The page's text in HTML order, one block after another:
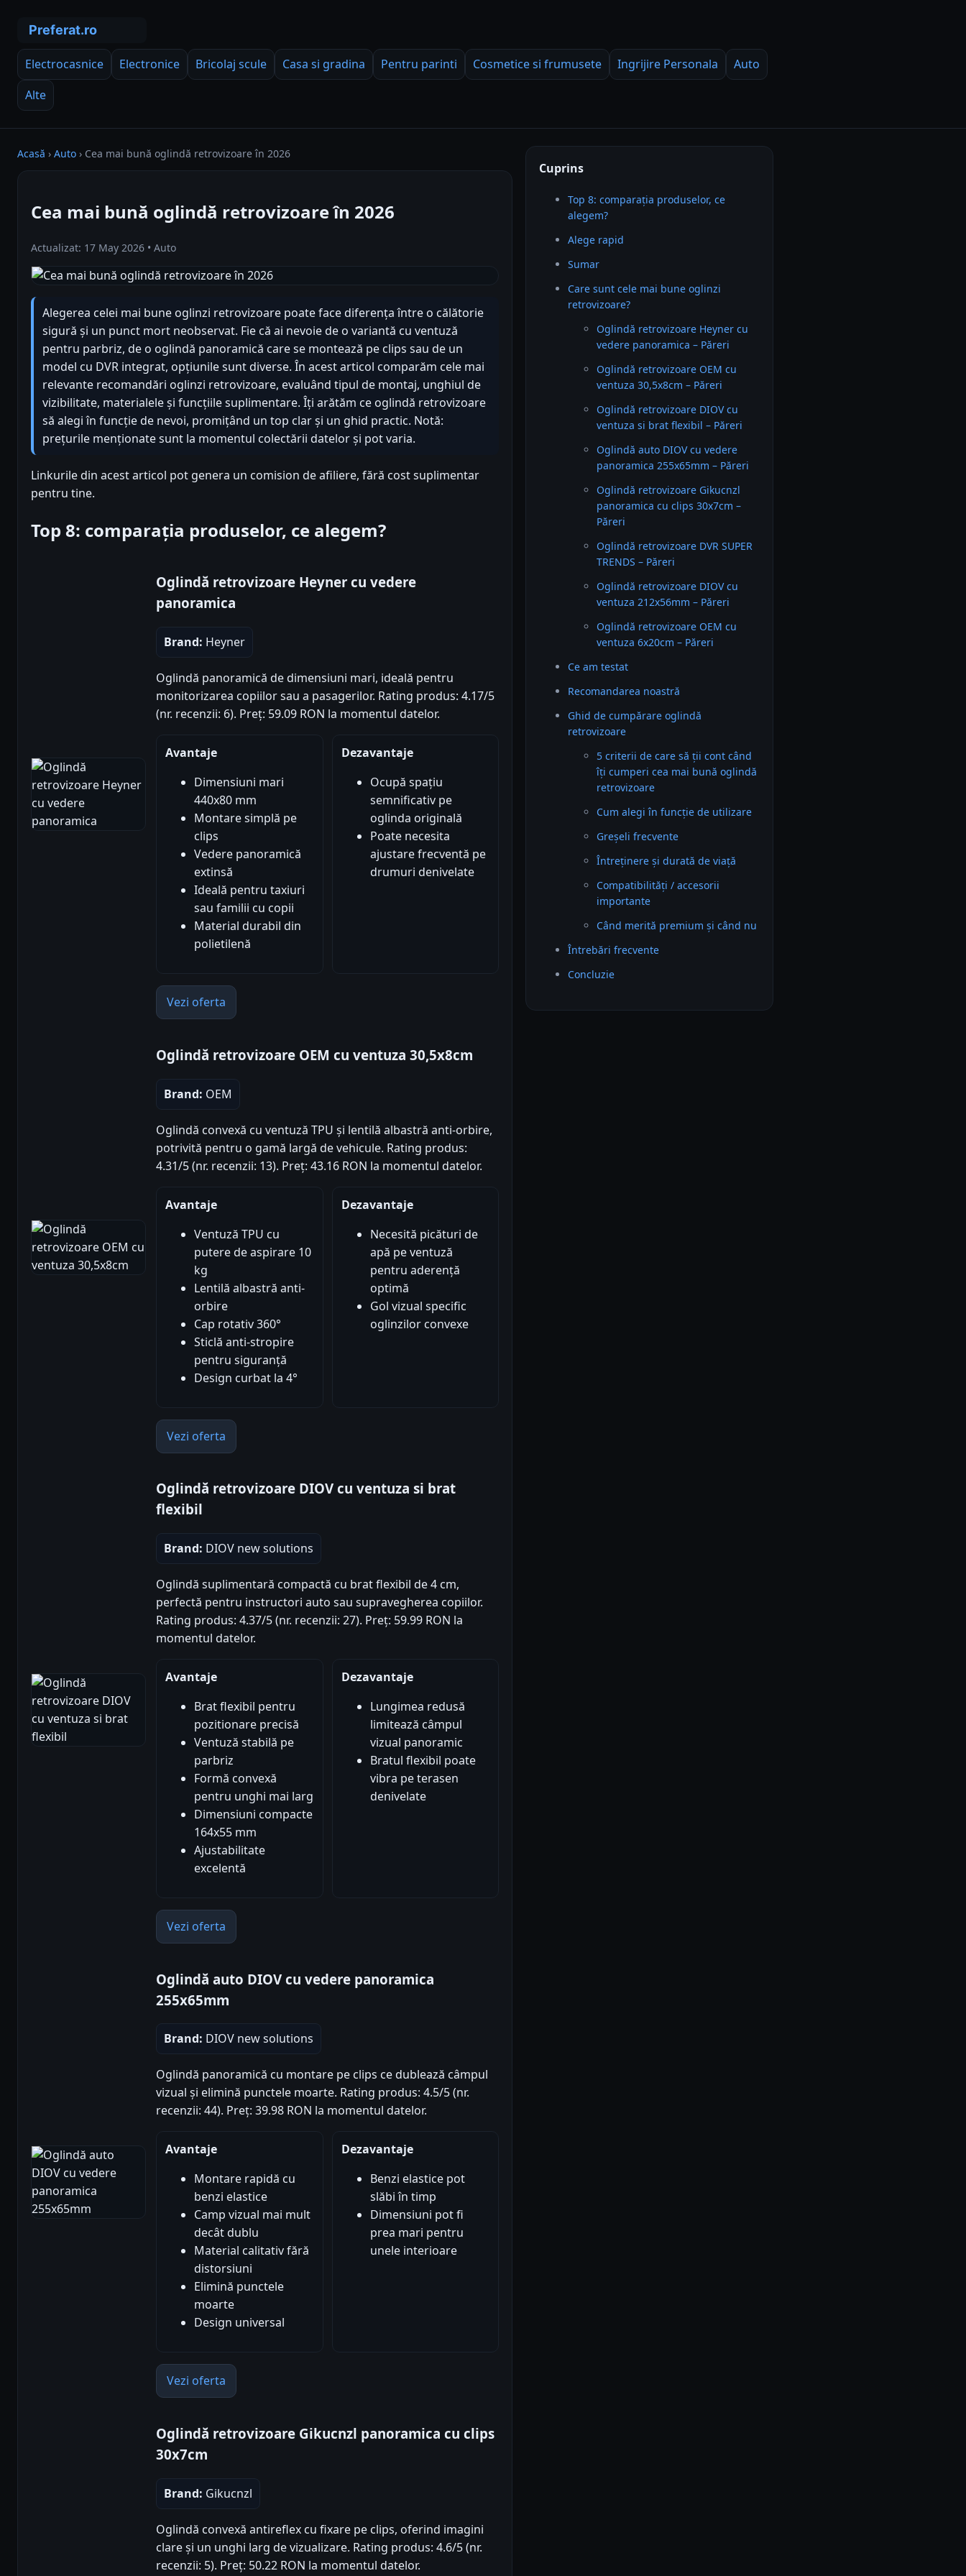
Electrocasnice Electronice Bricolaj scule Casa si gradina Pentru parinti Cosmetice si frumusete Ingrijire Personala
Auto
Alte
Acasă › Auto › Cea mai bună oglindă retrovizoare în 2026
Cea mai bună oglindă retrovizoare în 2026
Actualizat: 17 May 2026 • Auto
Alegerea celei mai bune oglinzi retrovizoare poate face diferența între o călătorie
sigură și un punct mort neobservat. Fie că ai nevoie de o variantă cu ventuză
pentru parbriz, de o oglindă panoramică care se montează pe clips sau de un
model cu DVR integrat, opțiunile sunt diverse. În acest articol comparăm cele mai
relevante recomandări oglinzi retrovizoare, evaluând tipul de montaj, unghiul de
vizibilitate, materialele și funcțiile suplimentare. Îți arătăm ce oglindă retrovizoare
să alegi în funcție de nevoi, promițând un top clar și un ghid practic. Notă:
prețurile menționate sunt la momentul colectării datelor și pot varia.
Linkurile din acest articol pot genera un comision de afiliere, fără cost suplimentar
pentru tine.
Top 8: comparația produselor, ce alegem?
Oglindă retrovizoare Heyner cu vedere
panoramica
Brand: Heyner
Oglindă panoramică de dimensiuni mari, ideală pentru
monitorizarea copiilor sau a pasagerilor. Rating produs: 4.17/5
(nr. recenzii: 6). Preț: 59.09 RON la momentul datelor.
Avantaje
Dimensiuni mari
440x80 mm
Montare simplă pe
clips
Vedere panoramică
extinsă
Ideală pentru taxiuri
sau familii cu copii
Material durabil din
polietilenă
Dezavantaje
Ocupă spațiu
semnificativ pe
oglinda originală
Poate necesita
ajustare frecventă pe
drumuri denivelate
Vezi oferta
Oglindă retrovizoare OEM cu ventuza 30,5x8cm
Brand: OEM
Oglindă convexă cu ventuză TPU și lentilă albastră anti-orbire,
potrivită pentru o gamă largă de vehicule. Rating produs:
4.31/5 (nr. recenzii: 13). Preț: 43.16 RON la momentul datelor.
Avantaje
Ventuză TPU cu
putere de aspirare 10
kg
Lentilă albastră anti-
orbire
Cap rotativ 360°
Sticlă anti-stropire
pentru siguranță
Design curbat la 4°
Dezavantaje
Necesită picături de
apă pe ventuză
pentru aderență
optimă
Gol vizual specific
oglinzilor convexe
Vezi oferta
Oglindă retrovizoare DIOV cu ventuza si brat
flexibil
Brand: DIOV new solutions
Oglindă suplimentară compactă cu brat flexibil de 4 cm,
perfectă pentru instructori auto sau supravegherea copiilor.
Rating produs: 4.37/5 (nr. recenzii: 27). Preț: 59.99 RON la
momentul datelor.
Avantaje
Brat flexibil pentru
pozitionare precisă
Ventuză stabilă pe
parbriz
Formă convexă
pentru unghi mai larg
Dimensiuni compacte
164x55 mm
Ajustabilitate
excelentă
Dezavantaje
Lungimea redusă
limitează câmpul
vizual panoramic
Bratul flexibil poate
vibra pe terasen
denivelate
Vezi oferta
Oglindă auto DIOV cu vedere panoramica
255x65mm
Brand: DIOV new solutions
Oglindă panoramică cu montare pe clips ce dublează câmpul
vizual și elimină punctele moarte. Rating produs: 4.5/5 (nr.
recenzii: 44). Preț: 39.98 RON la momentul datelor.
Avantaje
Montare rapidă cu
benzi elastice
Camp vizual mai mult
decât dublu
Material calitativ fără
distorsiuni
Elimină punctele
moarte
Design universal
Dezavantaje
Benzi elastice pot
slăbi în timp
Dimensiuni pot fi
prea mari pentru
unele interioare
Vezi oferta
Oglindă retrovizoare Gikucnzl panoramica cu clips
30x7cm
Brand: Gikucnzl
Oglindă convexă antireflex cu fixare pe clips, oferind imagini
clare și un unghi larg de vizualizare. Rating produs: 4.6/5 (nr.
recenzii: 5). Preț: 50.22 RON la momentul datelor.
Cuprins
Top 8: comparația produselor, ce
alegem?
Alege rapid
Sumar
Care sunt cele mai bune oglinzi
retrovizoare?
Oglindă retrovizoare Heyner cu
vedere panoramica – Păreri
Oglindă retrovizoare OEM cu
ventuza 30,5x8cm – Păreri
Oglindă retrovizoare DIOV cu
ventuza si brat flexibil – Păreri
Oglindă auto DIOV cu vedere
panoramica 255x65mm – Păreri
Oglindă retrovizoare Gikucnzl
panoramica cu clips 30x7cm –
Păreri
Oglindă retrovizoare DVR SUPER
TRENDS – Păreri
Oglindă retrovizoare DIOV cu
ventuza 212x56mm – Păreri
Oglindă retrovizoare OEM cu
ventuza 6x20cm – Păreri
Ce am testat
Recomandarea noastră
Ghid de cumpărare oglindă
retrovizoare
5 criterii de care să ții cont când
îți cumperi cea mai bună oglindă
retrovizoare
Cum alegi în funcție de utilizare
Greșeli frecvente
Întreținere și durată de viață
Compatibilități / accesorii
importante
Când merită premium și când nu
Întrebări frecvente
Concluzie